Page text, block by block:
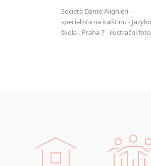
Società Dante Alighieri -
specialista na italštinu -
škola - Praha 7 - ilustrační foto